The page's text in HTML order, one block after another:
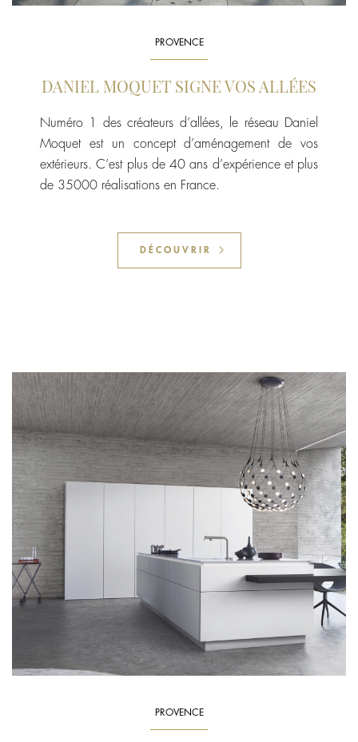
PROVENCE
DANIEL MOQUET SIGNE VOS ALLÉES
Numéro 1 des créateurs d’allées, le réseau Daniel
Moquet est un concept d’aménagement de vos
extérieurs. C’est plus de 40 ans d’expérience et plus
de 35000 réalisations en France.
DÉCOUVRIR
PROVENCE